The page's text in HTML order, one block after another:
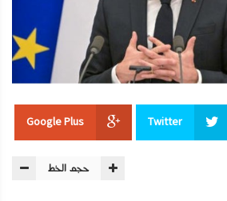
Twitter
Google Plus
حجم الخط